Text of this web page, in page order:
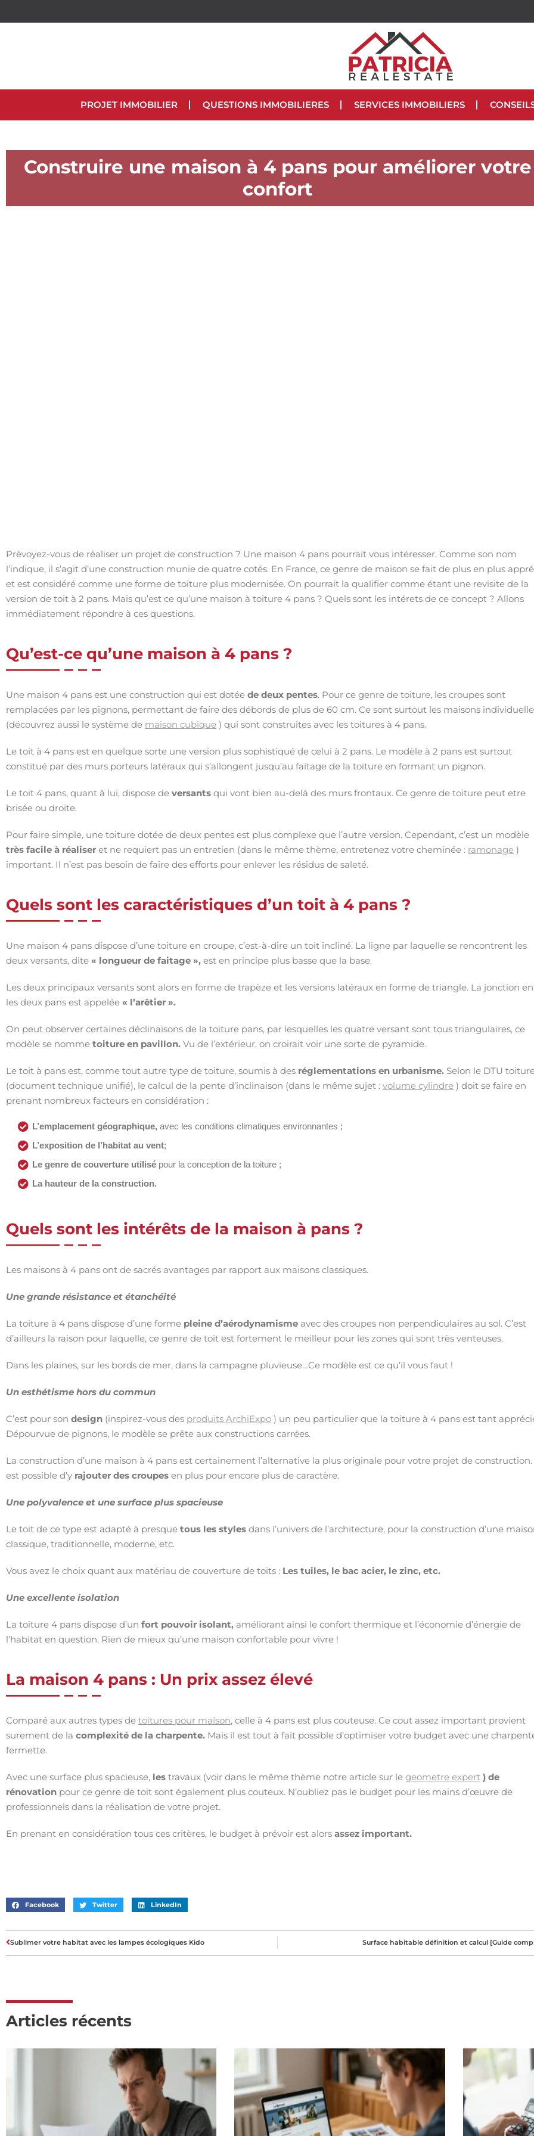
PROJET IMMOBILIER QUESTIONS IMMOBILIERES SERVICES IMMOBILIERS
Construire une maison à 4 pans pour améliorer votre
confort
Prévoyez-vous de réaliser un projet de construction ? Une maison 4 pans pourrait vous intéresser. Comme son nom
l’indique, il s’agit d’une construction munie de quatre cotés. En France, ce genre de maison se fait de plus en plus
et est considéré comme une forme de toiture plus modernisée. On pourrait la qualifier comme étant une revisite de la
version de toit à 2 pans. Mais qu’est ce qu’une maison à toiture 4 pans ? Quels sont les intérets de ce concept ? Allons
immédiatement répondre à ces questions.
Qu’est-ce qu’une maison à 4 pans ?
Une maison 4 pans est une construction qui est dotée de deux pentes. Pour ce genre de toiture, les croupes sont
remplacées par les pignons, permettant de faire des débords de plus de 60 cm. Ce sont surtout les maisons
(découvrez aussi le système de maison cubique ) qui sont construites avec les toitures à 4 pans.
Le toit à 4 pans est en quelque sorte une version plus sophistiqué de celui à 2 pans. Le modèle à 2 pans est surtout
constitué par des murs porteurs latéraux qui s’allongent jusqu’au faitage de la toiture en formant un pignon.
Le toit 4 pans, quant à lui, dispose de versants qui vont bien au-delà des murs frontaux. Ce genre de toiture peut etre
brisée ou droite.
Pour faire simple, une toiture dotée de deux pentes est plus complexe que l’autre version. Cependant, c’est un modèle
très facile à réaliser et ne requiert pas un entretien (dans le même thème, entretenez votre cheminée : ramonage )
important. Il n’est pas besoin de faire des efforts pour enlever les résidus de saleté.
Quels sont les caractéristiques d’un toit à 4 pans ?
Une maison 4 pans dispose d’une toiture en croupe, c’est-à-dire un toit incliné. La ligne par laquelle se rencontrent les
deux versants, dite « longueur de faitage », est en principe plus basse que la base.
Les deux principaux versants sont alors en forme de trapèze et les versions latéraux en forme de triangle. La jonction
les deux pans est appelée « l’arêtier ».
On peut observer certaines déclinaisons de la toiture pans, par lesquelles les quatre versant sont tous triangulaires, ce
modèle se nomme toiture en pavillon. Vu de l’extérieur, on croirait voir une sorte de pyramide.
Le toit à pans est, comme tout autre type de toiture, soumis à des réglementations en urbanisme. Selon le DTU
(document technique unifié), le calcul de la pente d’inclinaison (dans le même sujet : volume cylindre ) doit se faire en
prenant nombreux facteurs en considération :
L’emplacement géographique, avec les conditions climatiques environnantes ;
L’exposition de l’habitat au vent;
Le genre de couverture utilisé pour la conception de la toiture ;
La hauteur de la construction.
Quels sont les intérêts de la maison à pans ?
Les maisons à 4 pans ont de sacrés avantages par rapport aux maisons classiques.
Une grande résistance et étanchéité
La toiture à 4 pans dispose d’une forme pleine d’aérodynamisme avec des croupes non perpendiculaires au sol. C’est
d’ailleurs la raison pour laquelle, ce genre de toit est fortement le meilleur pour les zones qui sont très venteuses.
Dans les plaines, sur les bords de mer, dans la campagne pluvieuse…Ce modèle est ce qu’il vous faut !
Un esthétisme hors du commun
C’est pour son design (inspirez-vous des produits ArchiExpo ) un peu particulier que la toiture à 4 pans est tant
Dépourvue de pignons, le modèle se prête aux constructions carrées.
La construction d’une maison à 4 pans est certainement l’alternative la plus originale pour votre projet de
est possible d’y rajouter des croupes en plus pour encore plus de caractère.
Une polyvalence et une surface plus spacieuse
Le toit de ce type est adapté à presque tous les styles dans l’univers de l’architecture, pour la construction d’une
classique, traditionnelle, moderne, etc.
Vous avez le choix quant aux matériau de couverture de toits : Les tuiles, le bac acier, le zinc, etc.
Une excellente isolation
La toiture 4 pans dispose d’un fort pouvoir isolant, améliorant ainsi le confort thermique et l’économie d’énergie de
l’habitat en question. Rien de mieux qu’une maison confortable pour vivre !
La maison 4 pans : Un prix assez élevé
Comparé aux autres types de toitures pour maison, celle à 4 pans est plus couteuse. Ce cout assez important provient
surement de la complexité de la charpente. Mais il est tout à fait possible d’optimiser votre budget avec une
fermette.
Avec une surface plus spacieuse, les travaux (voir dans le même thème notre article sur le geometre expert ) de
rénovation pour ce genre de toit sont également plus couteux. N’oubliez pas le budget pour les mains d’œuvre de
professionnels dans la réalisation de votre projet.
En prenant en considération tous ces critères, le budget à prévoir est alors assez important.
Facebook Twitter LinkedIn
Sublimer votre habitat avec les lampes écologiques Kido Surface habitable définition et calcul [Guide
Articles récents